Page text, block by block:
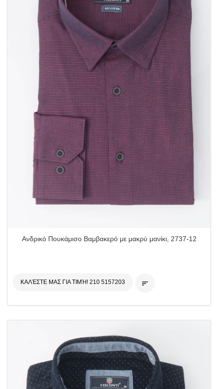
Ανδρικό Πουκάμισο Βαμβακερό με μακρύ μανίκι, 2737-12
ΚΑΛΈΣΤΕ ΜΑΣ ΓΙΑ ΤΙΜΉ! 210 5157203 